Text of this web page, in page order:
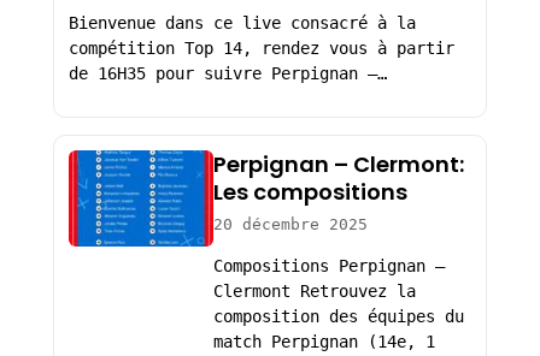
Bienvenue dans ce live consacré à la
compétition Top 14, rendez vous à partir
de 16H35 pour suivre Perpignan –…
Perpignan – Clermont:
Les compositions
20 décembre 2025
Compositions Perpignan –
Clermont Retrouvez la
composition des équipes du
match Perpignan (14e, 1